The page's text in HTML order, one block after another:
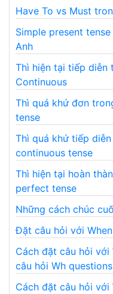
Have To vs Must
Simple present
Anh
Thì hiện tại tiếp diễn
Continuous
Thì quá khứ đơn
tense
Thì quá khứ tiếp
continuous tense
Thì hiện tại hoàn
perfect tense
Những cách chúc
Đặt câu hỏi với
Cách đặt câu hỏi
câu hỏi Wh questions
Cách đặt câu hỏi